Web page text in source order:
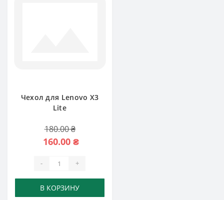
Чехол для Lenovo X3
Lite
180.00 ₴
160.00 ₴
- +
В КОРЗИНУ